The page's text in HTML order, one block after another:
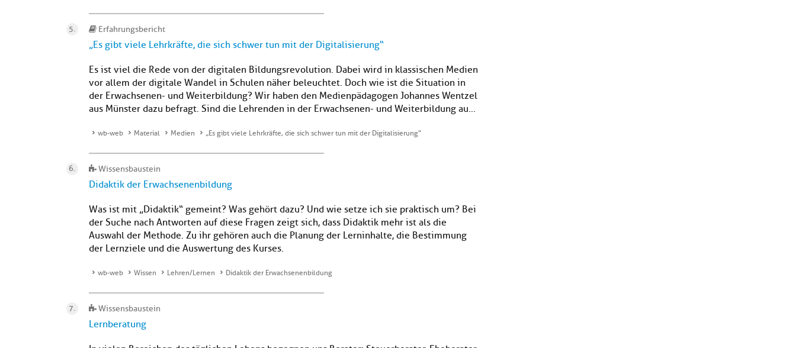
Erfahrungsbericht
„Es gibt viele Lehrkräfte, die sich schwer tun mit der Digitalisierung“
Es ist viel die Rede von der digitalen Bildungsrevolution. Dabei wird in klassischen Medien
vor allem der digitale Wandel in Schulen näher beleuchtet. Doch wie ist die Situation in
der Erwachsenen- und Weiterbildung? Wir haben den Medienpädagogen Johannes Wentzel
aus Münster dazu befragt. Sind die Lehrenden in der Erwachsenen- und Weiterbildung au...
wb-web Material Medien „Es gibt viele Lehrkräfte, die sich schwer tun mit der Digitalisierung“
Wissensbaustein
Didaktik der Erwachsenenbildung
Was ist mit „Didaktik“ gemeint? Was gehört dazu? Und wie setze ich sie praktisch um? Bei
der Suche nach Antworten auf diese Fragen zeigt sich, dass Didaktik mehr ist als die
Auswahl der Methode. Zu ihr gehören auch die Planung der Lerninhalte, die Bestimmung
der Lernziele und die Auswertung des Kurses.
wb-web Wissen Lehren/Lernen Didaktik der Erwachsenenbildung
Wissensbaustein
Lernberatung